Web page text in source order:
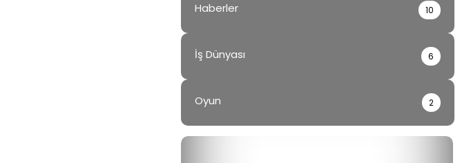
Haberler 10
İş Dünyası 6
Oyun 2